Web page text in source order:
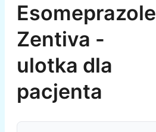
Esomeprazole
Zentiva -
ulotka dla
pacjenta